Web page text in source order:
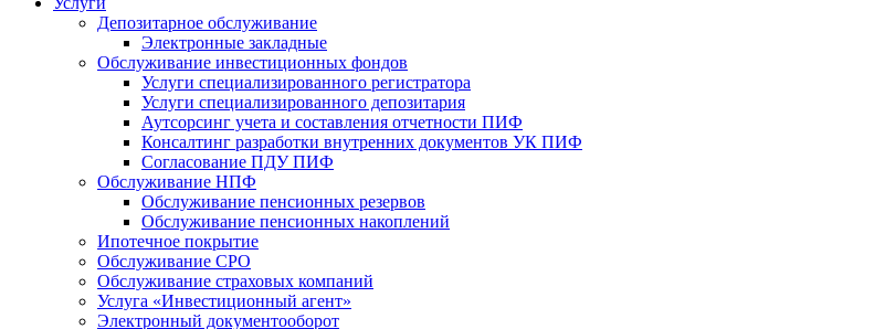
Депозитарное обслуживание
Электронные закладные
Обслуживание инвестиционных фондов
Услуги специализированного регистратора
Услуги специализированного депозитария
Аутсорсинг учета и составления отчетности ПИФ
Консалтинг разработки внутренних документов УК ПИФ
Согласование ПДУ ПИФ
Обслуживание НПФ
Обслуживание пенсионных резервов
Обслуживание пенсионных накоплений
Ипотечное покрытие
Обслуживание СРО
Обслуживание страховых компаний
Услуга «Инвестиционный агент»
Электронный документооборот